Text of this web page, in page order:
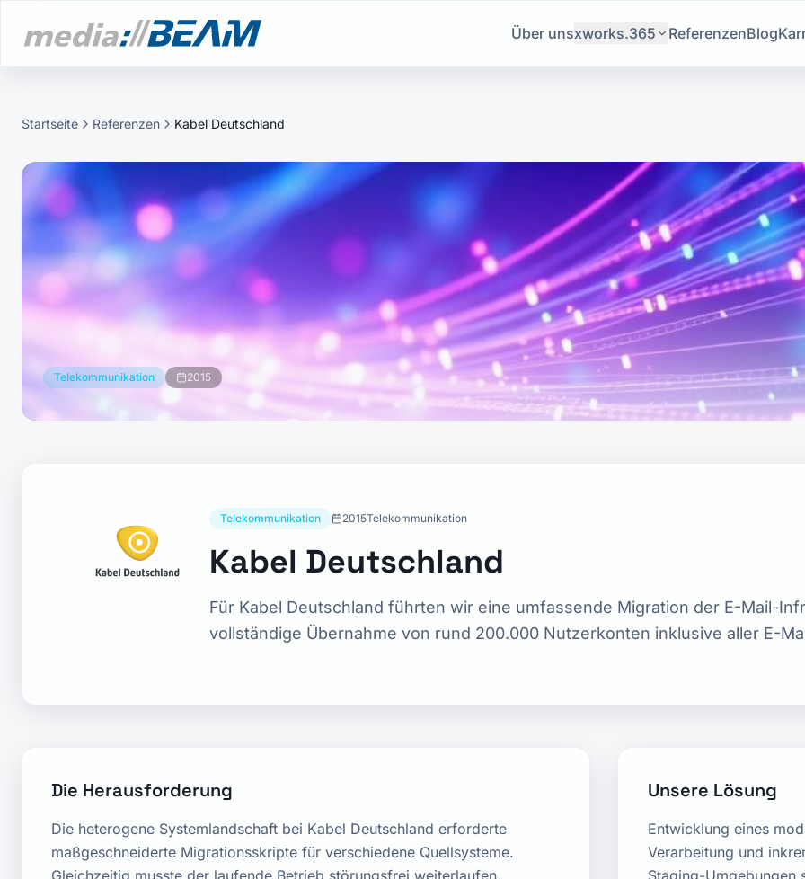
Über unsxworks.365 ReferenzenBlog
Startseite Referenzen Kabel Deutschland
Telekommunikation 2015
Telekommunikation 2015Telekommunikation
Kabel Deutschland
Für Kabel Deutschland führten wir eine umfassende Migration der E-Mail-
vollständige Übernahme von rund 200.000 Nutzerkonten inklusive aller E-
Die Herausforderung
Die heterogene Systemlandschaft bei Kabel Deutschland erforderte
maßgeschneiderte Migrationsskripte für verschiedene Quellsysteme.
Gleichzeitig musste der laufende Betrieb störungsfrei weiterlaufen.
Unsere Lösung
Entwicklung eines
Verarbeitung und
Staging-Umgebungen